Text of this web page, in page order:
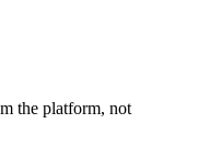
the platform, not